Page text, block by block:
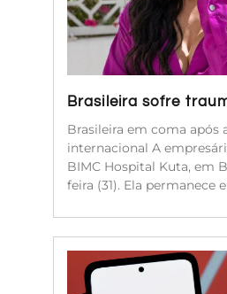
Brasileira sofre
Brasileira em coma após
internacional A
BIMC Hospital Kuta, em
feira (31). Ela